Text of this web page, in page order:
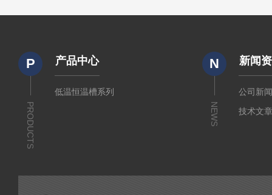
P
PRODUCTS
产品中心
低温恒温槽系列
N
NEWS
新闻
公司新
技术文